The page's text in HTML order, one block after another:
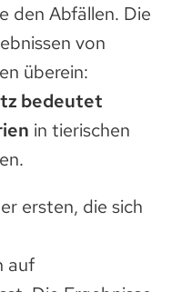
den Abfällen. Die
von
überein:
bedeutet
in tierischen
ersten, die sich
auf